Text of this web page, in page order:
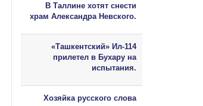
В Таллине хотят снести
храм Александра Невского.
«Ташкентский» Ил-114
прилетел в Бухару на
испытания.
Хозяйка русского слова